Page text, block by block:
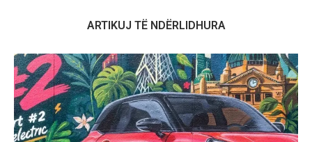
ARTIKUJ TË NDËRLIDHURA